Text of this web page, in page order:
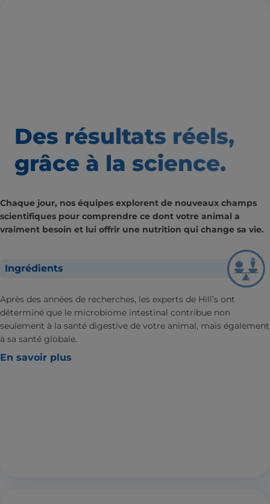
Des résultats réels,
grâce à la science.
Chaque jour, nos équipes explorent de nouveaux champs
scientifiques pour comprendre ce dont votre animal a
vraiment besoin et lui offrir une nutrition qui change sa vie.
Ingrédients
Après des années de recherches, les experts de Hill’s ont
déterminé que le microbiome intestinal contribue non
seulement à la santé digestive de votre animal, mais également
à sa santé globale.
En savoir plus